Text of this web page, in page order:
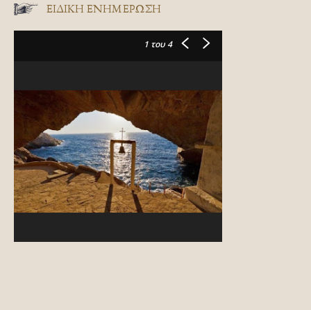
ΕΙΔΙΚΉ ΕΝΗΜΈΡΩΣΗ
1 του 4